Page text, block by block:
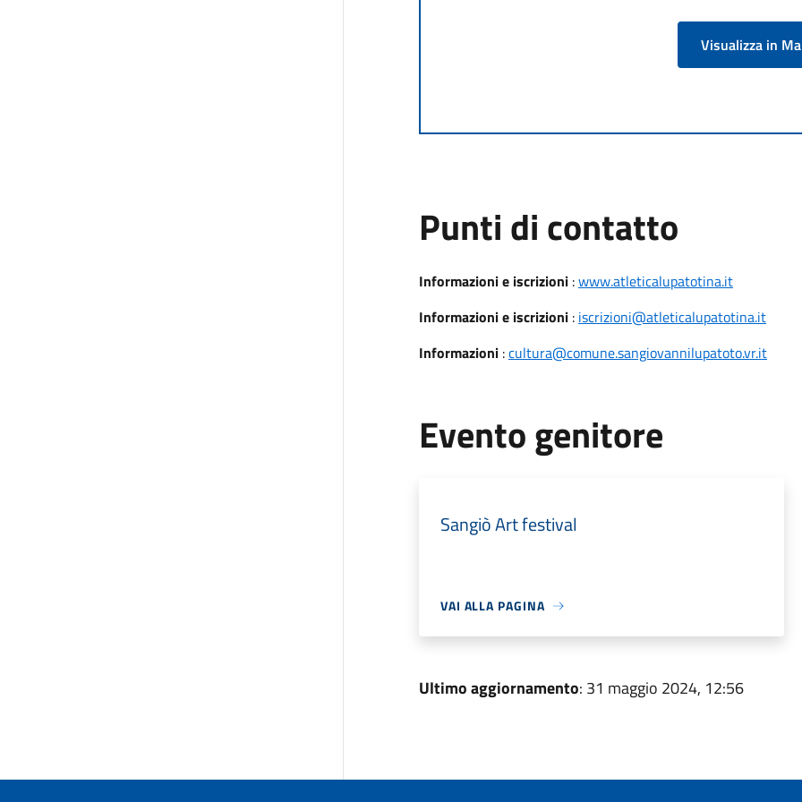
Visualizza in
Punti di contatto
Informazioni e iscrizioni:www.atleticalupatotina.it
Informazioni e iscrizioni: iscrizioni@atleticalupatotina.it
Informazioni:cultura@comune.sangiovannilupatoto.vr.it
Evento genitore
Sangiò Art festival
VAI ALLA PAGINA
Ultimo aggiornamento: 31 maggio 2024, 12:56